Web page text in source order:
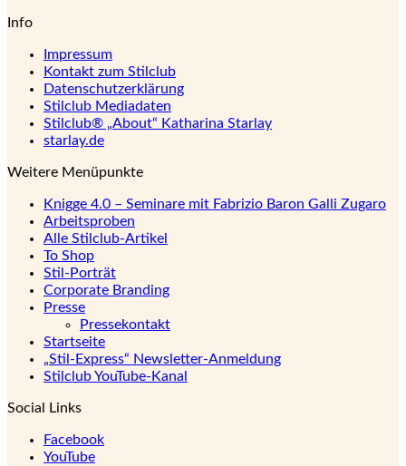
Info
Impressum
Kontakt zum Stilclub
Datenschutzerklärung
Stilclub Mediadaten
Stilclub® „About“ Katharina Starlay
starlay.de
Weitere Menüpunkte
Knigge 4.0 – Seminare mit Fabrizio Baron Galli Zugaro
Arbeitsproben
Alle Stilclub-Artikel
To Shop
Stil-Porträt
Corporate Branding
Presse
Pressekontakt
Startseite
„Stil-Express“ Newsletter-Anmeldung
Stilclub YouTube-Kanal
Social Links
Facebook
YouTube